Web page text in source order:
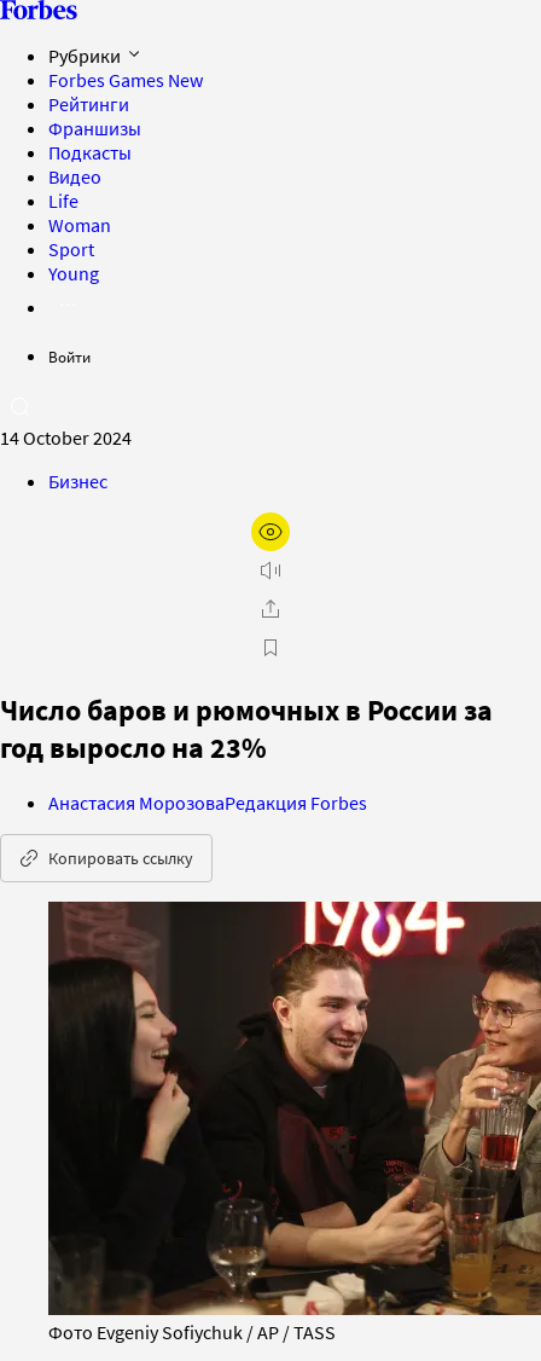
Рубрики
Forbes Games New
Рейтинги
Франшизы
Подкасты
Видео
Life
Woman
Sport
Young
Войти
14 October 2024
Бизнес
Число баров и рюмочных в России за
год выросло на 23%
Анастасия МорозоваРедакция Forbes
Копировать ссылку
Фото Evgeniy Sofiychuk / AP / TASS